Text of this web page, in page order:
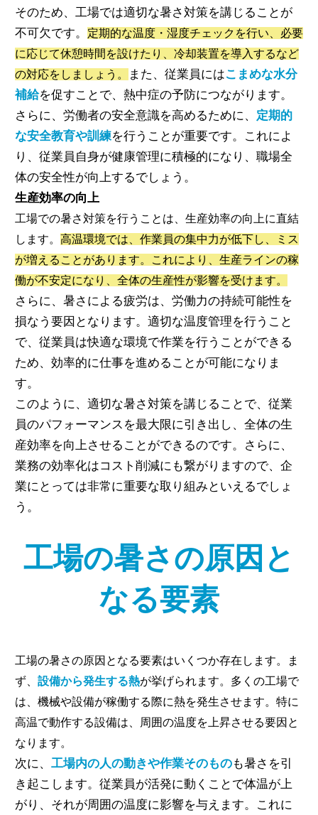
そのため、工場では適切な暑さ対策を講じることが
不可欠です。
定期的な温度・湿度チェックを行い、必要
に応じて休憩時間を設けたり、冷却装置を導入するなど
の対応をしましょう。
また、従業員にはこまめな水分
補給を促すことで、熱中症の予防につながります。
さらに、労働者の安全意識を高めるために、 定期的
な安全教育や訓練を行うことが重要です。これによ
り、従業員自身が健康管理に積極的になり、職場全
体の安全性が向上するでしょう。
生産効率の向上
工場での暑さ対策を行うことは、生産効率の向上に直結
します。 高温環境では、作業員の集中力が低下し、ミス
が増えることがあります。これにより、生産ラインの稼
働が不安定になり、全体の生産性が影響を受けます。
さらに、暑さによる疲労は、労働力の持続可能性を
損なう要因となります。適切な温度管理を行うこと
で、従業員は快適な環境で作業を行うことができる
ため、効率的に仕事を進めることが可能になりま
す。
このように、適切な暑さ対策を講じることで、従業
員のパフォーマンスを最大限に引き出し、全体の生
産効率を向上させることができるのです。さらに、
業務の効率化はコスト削減にも繋がりますので、企
業にとっては非常に重要な取り組みといえるでしょ
う。
工場の暑さの原因と
なる要素
工場の暑さの原因となる要素はいくつか存在します。ま
ず、 設備から発生する熱が挙げられます。多くの工場で
は、機械や設備が稼働する際に熱を発生させます。特に
高温で動作する設備は、周囲の温度を上昇させる要因と
なります。
次に、 工場内の人の動きや作業そのものも暑さを引
き起こします。従業員が活発に動くことで体温が上
がり、それが周囲の温度に影響を与えます。これに